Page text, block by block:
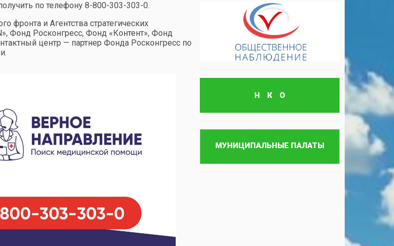
по телефону 8-800-303-303-0.
фронта и Агентства стратегических
Фонд Росконгресс, Фонд «Контент», Фонд
центр — партнер Фонда Росконгресс по